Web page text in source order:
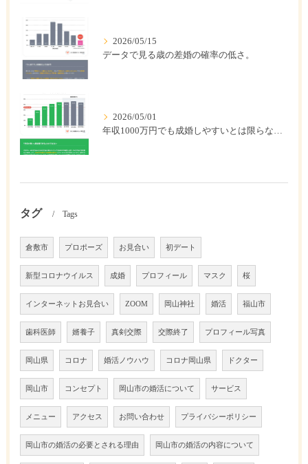
2026/05/15
データで見る歳の差婚の確率の低さ。
2026/05/01
タグ Tags
倉敷市 プロポーズ お見合い 初デート
新型コロナウイルス 成婚 プロフィール マスク 桜
インターネットお見合い ZOOM 岡山神社 婚活 福山市
歯科医師 婿養子 真剣交際 交際終了 プロフィール写真
岡山県 コロナ 婚活ノウハウ コロナ岡山県 ドクター
岡山市 コンセプト 岡山市の婚活について サービス
メニュー アクセス お問い合わせ プライバシーポリシー
岡山市の婚活の必要とされる理由 岡山市の婚活の内容について